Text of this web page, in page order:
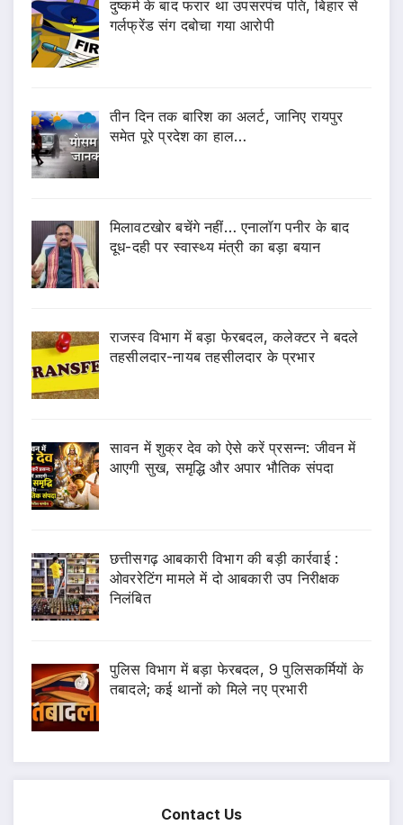
दुष्कर्म के बाद फरार था उपसरपंच पति, बिहार से
गर्लफ्रेंड संग दबोचा गया आरोपी
तीन दिन तक बारिश का अलर्ट, जानिए रायपुर
समेत पूरे प्रदेश का हाल…
मिलावटखोर बचेंगे नहीं… एनालॉग पनीर के बाद
दूध-दही पर स्वास्थ्य मंत्री का बड़ा बयान
राजस्व विभाग में बड़ा फेरबदल, कलेक्टर ने बदले
तहसीलदार-नायब तहसीलदार के प्रभार
सावन में शुक्र देव को ऐसे करें प्रसन्न: जीवन में
आएगी सुख, समृद्धि और अपार भौतिक संपदा
छत्तीसगढ़ आबकारी विभाग की बड़ी कार्रवाई :
ओवररेटिंग मामले में दो आबकारी उप निरीक्षक
निलंबित
पुलिस विभाग में बड़ा फेरबदल, 9 पुलिसकर्मियों के
तबादले; कई थानों को मिले नए प्रभारी
Contact Us